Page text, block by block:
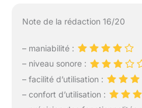
Note de la rédaction 16/20
– maniabilité :
– niveau sonore :
– facilité d’utilisation :
– confort d’utilisation :